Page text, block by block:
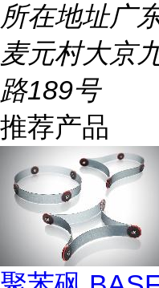
所在地址广
麦元村大京
路189号
推荐产品